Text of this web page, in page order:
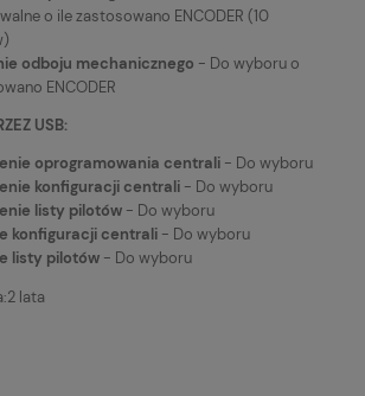
o ile zastosowano ENCODER (10
odboju mechanicznego - Do wyboru o
ENCODER
USB:
oprogramowania centrali - Do wyboru
konfiguracji centrali - Do wyboru
listy pilotów - Do wyboru
konfiguracji centrali - Do wyboru
listy pilotów - Do wyboru
2 lata